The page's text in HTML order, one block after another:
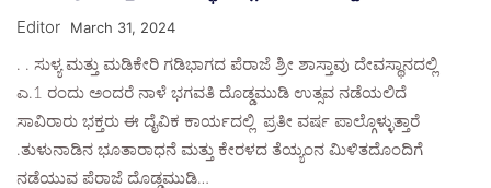
Editor March 31, 2024
. . ಸುಳ್ಯ ಮತ್ತು ಮಡಿಕೇರಿ ಗಡಿಭಾಗದ ಪೆರಾಜೆ ಶ್ರೀ ಶಾಸ್ತಾವು ದೇವಸ್ಥಾನದಲ್ಲಿ
ಎ.1 ರಂದು ಅಂದರೆ ನಾಳೆ ಭಗವತಿ ದೊಡ್ಡಮುಡಿ ಉತ್ಸವ ನಡೆಯಲಿದೆ
ಸಾವಿರಾರು ಭಕ್ತರು ಈ ದೈವಿಕ ಕಾರ್ಯದಲ್ಲಿ ಪ್ರತೀ ವರ್ಷ ಪಾಲ್ಗೊಳ್ಳುತ್ತಾರೆ
.ತುಳುನಾಡಿನ ಭೂತಾರಾಧನೆ ಮತ್ತು ಕೇರಳದ ತೆಯ್ಯಂನ ಮಿಳಿತದೊಂದಿಗೆ
ನಡೆಯುವ ಪೆರಾಜೆ ದೊಡ್ಡಮುಡಿ…